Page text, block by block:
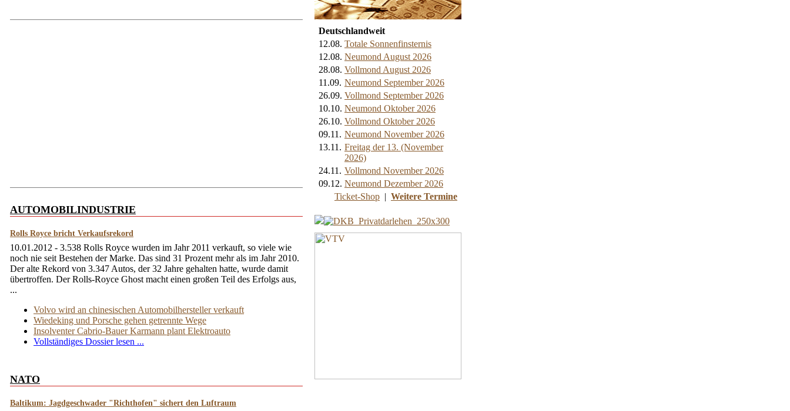
AUTOMOBILINDUSTRIE
Rolls Royce bricht Verkaufsrekord
10.01.2012 - 3.538 Rolls Royce wurden im Jahr 2011 verkauft, so viele wie
noch nie seit Bestehen der Marke. Das sind 31 Prozent mehr als im Jahr 2010.
Der alte Rekord von 3.347 Autos, der 32 Jahre gehalten hatte, wurde damit
übertroffen. Der Rolls-Royce Ghost macht einen großen Teil des Erfolgs aus,
...
Volvo wird an chinesischen Automobilhersteller verkauft
Wiedeking und Porsche gehen getrennte Wege
Insolventer Cabrio-Bauer Karmann plant Elektroauto
Vollständiges Dossier lesen ...
NATO
Baltikum: Jagdgeschwader "Richthofen" sichert den Luftraum
Deutschlandweit
12.08. Totale Sonnenfinsternis
12.08. Neumond August 2026
28.08. Vollmond August 2026
11.09. Neumond September 2026
26.09. Vollmond September 2026
10.10. Neumond Oktober 2026
26.10. Vollmond Oktober 2026
09.11. Neumond November 2026
13.11. Freitag der 13. (November
2026)
24.11. Vollmond November 2026
09.12. Neumond Dezember 2026
Ticket-Shop | Weitere Termine